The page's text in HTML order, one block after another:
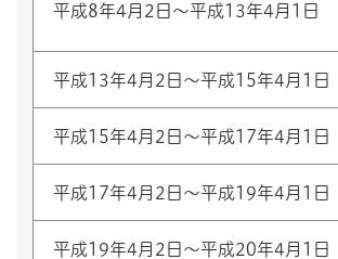
平成8年4月2日〜平成13年4月1日
平成13年4月2日〜平成15年4月1日
平成15年4月2日〜平成17年4月1日
平成17年4月2日〜平成19年4月1日
平成19年4月2日〜平成20年4月1日